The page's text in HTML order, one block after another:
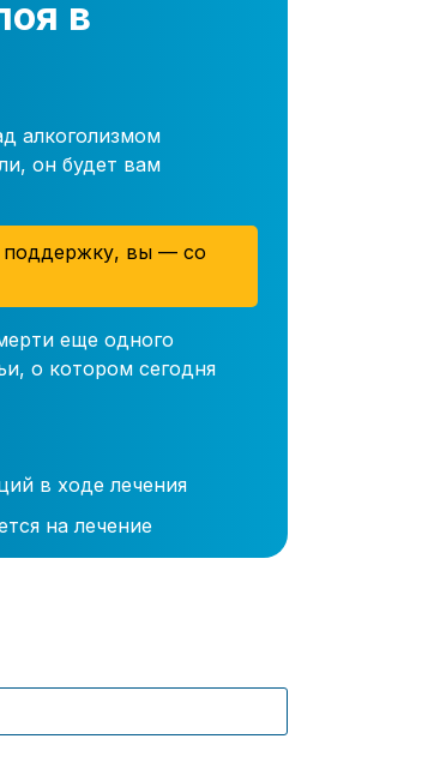
в
алкоголизмом
он будет вам
вы — со
еще одного
о котором сегодня
в ходе лечения
на лечение